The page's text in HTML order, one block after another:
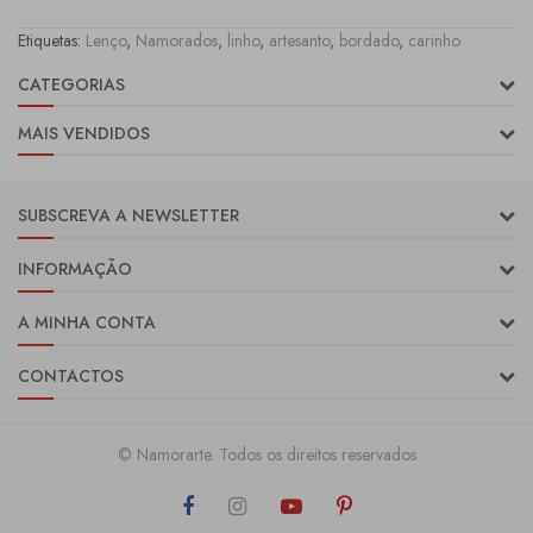
Etiquetas: Lenço, Namorados, linho, artesanto, bordado, carinho
CATEGORIAS
MAIS VENDIDOS
SUBSCREVA A NEWSLETTER
INFORMAÇÃO
A MINHA CONTA
CONTACTOS
© Namorarte. Todos os direitos reservados